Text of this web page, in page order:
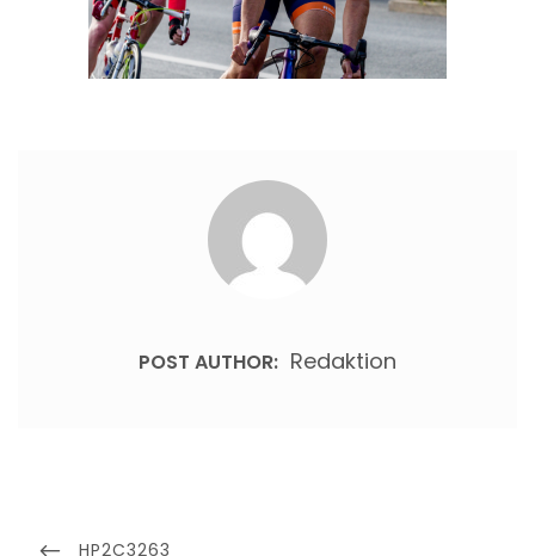
POST AUTHOR: Redaktion
PREVIOUS
HP2C3263